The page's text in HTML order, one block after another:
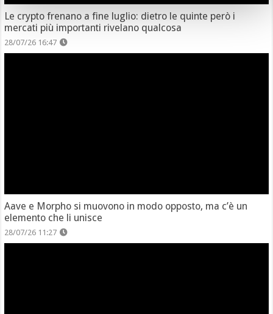
Le crypto frenano a fine luglio: dietro le quinte però i
mercati più importanti rivelano qualcosa
28/07/26 16:47
Aave e Morpho si muovono in modo opposto, ma c’è un
elemento che li unisce
28/07/26 11:27